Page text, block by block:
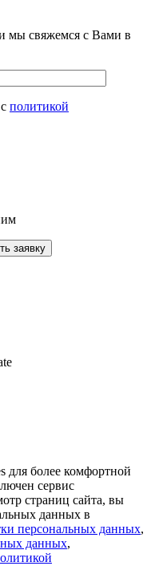
мы свяжемся с Вами в
политикой
заявку
для более комфортной
сервис
страниц сайта, вы
данных в
персональных данных,
данных,